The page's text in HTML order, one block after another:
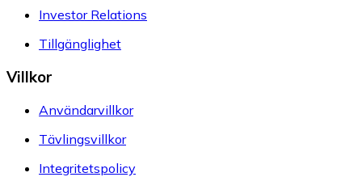
Investor Relations
Tillgänglighet
Villkor
Användarvillkor
Tävlingsvillkor
Integritetspolicy